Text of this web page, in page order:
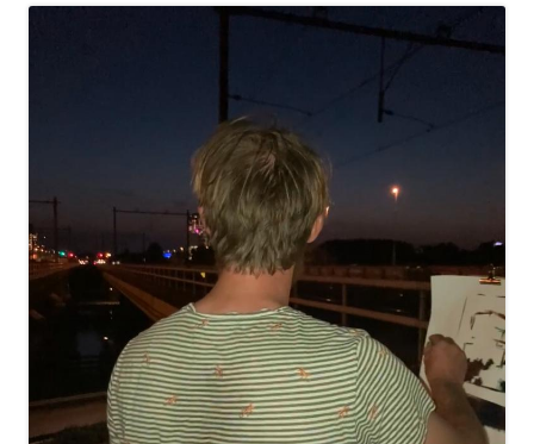
new